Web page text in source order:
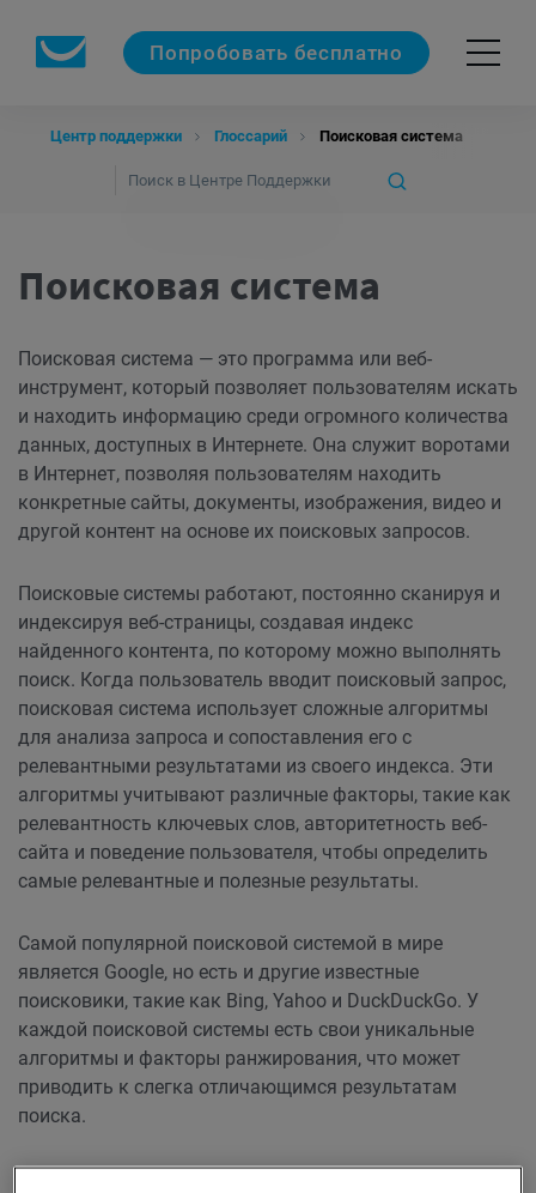
Попробовать бесплатно
Центр поддержки Глоссарий Поисковая система
Поисковая система
Поисковая система — это программа или веб-
инструмент, который позволяет пользователям искать
и находить информацию среди огромного количества
данных, доступных в Интернете. Она служит воротами
в Интернет, позволяя пользователям находить
конкретные сайты, документы, изображения, видео и
другой контент на основе их поисковых запросов.
Поисковые системы работают, постоянно сканируя и
индексируя веб-страницы, создавая индекс
найденного контента, по которому можно выполнять
поиск. Когда пользователь вводит поисковый запрос,
поисковая система использует сложные алгоритмы
для анализа запроса и сопоставления его с
релевантными результатами из своего индекса. Эти
алгоритмы учитывают различные факторы, такие как
релевантность ключевых слов, авторитетность веб-
сайта и поведение пользователя, чтобы определить
самые релевантные и полезные результаты.
Самой популярной поисковой системой в мире
является Google, но есть и другие известные
поисковики, такие как Bing, Yahoo и DuckDuckGo. У
каждой поисковой системы есть свои уникальные
алгоритмы и факторы ранжирования, что может
приводить к слегка отличающимся результатам
поиска.